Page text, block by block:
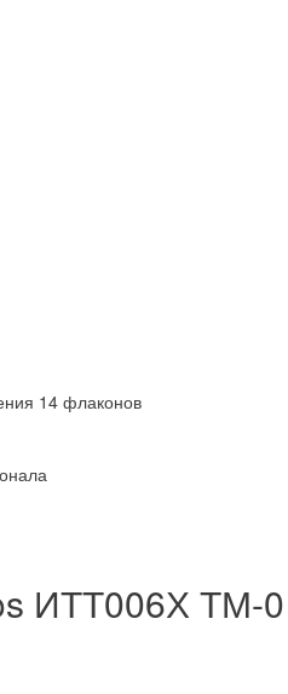
14 флаконов
ИТТ006Х ТМ-